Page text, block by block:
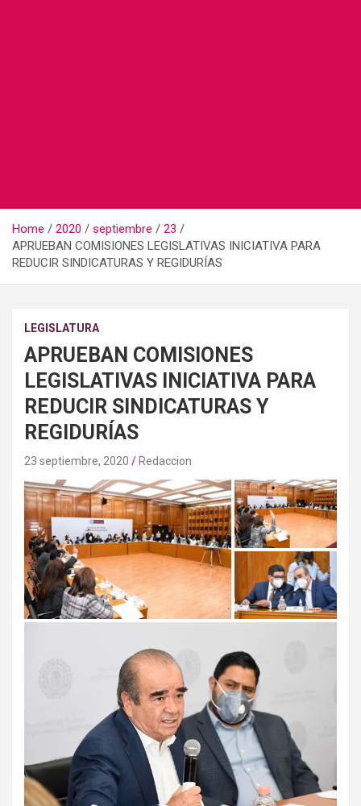
Home 2020 septiembre
23
APRUEBAN COMISIONES LEGISLATIVAS INICIATIVA PARA
REDUCIR SINDICATURAS Y REGIDURÍAS
LEGISLATURA
APRUEBAN COMISIONES
LEGISLATIVAS INICIATIVA PARA
REDUCIR SINDICATURAS Y
REGIDURÍAS
23 septiembre, 2020 Redaccion